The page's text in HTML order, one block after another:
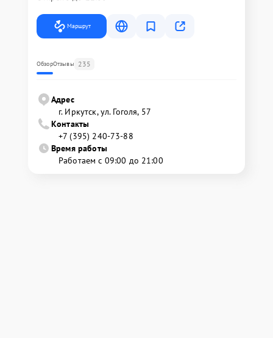
Маршрут
ОбзорОтзывы 235
Адрес
г. Иркутск, ул. ​Гоголя, 57
Контакты
+7 (395) 240-73-88
Время работы
Работаем с 09:00 до 21:00